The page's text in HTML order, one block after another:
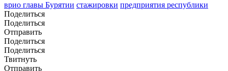
врио главы Бурятии стажировки предприятия республики
Поделиться
Поделиться
Отправить
Поделиться
Поделиться
Твитнуть
Отправить